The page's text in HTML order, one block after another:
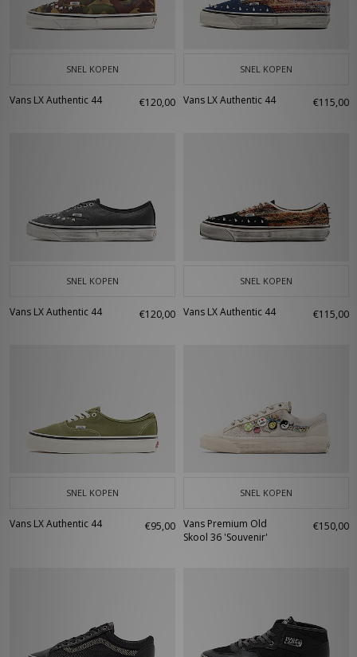
SNEL KOPEN
Vans LX Authentic 44 €120,00
SNEL KOPEN
Vans LX Authentic 44 €115,00
SNEL KOPEN
Vans LX Authentic 44 €120,00
SNEL KOPEN
Vans LX Authentic 44 €115,00
SNEL KOPEN
Vans LX Authentic 44 €95,00
SNEL KOPEN
Vans Premium Old
Skool 36 'Souvenir'
€150,00